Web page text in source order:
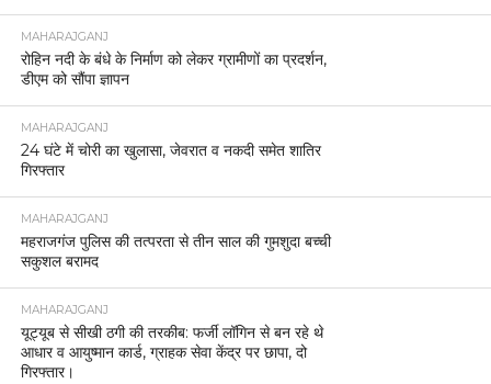
MAHARAJGANJ
रोहिन नदी के बंधे के निर्माण को लेकर ग्रामीणों का प्रदर्शन,
डीएम को सौंपा ज्ञापन
MAHARAJGANJ
24 घंटे में चोरी का खुलासा, जेवरात व नकदी समेत शातिर
गिरफ्तार
MAHARAJGANJ
महराजगंज पुलिस की तत्परता से तीन साल की गुमशुदा बच्ची
सकुशल बरामद
MAHARAJGANJ
यूट्यूब से सीखी ठगी की तरकीब: फर्जी लॉगिन से बन रहे थे
आधार व आयुष्मान कार्ड, ग्राहक सेवा केंद्र पर छापा, दो
गिरफ्तार।